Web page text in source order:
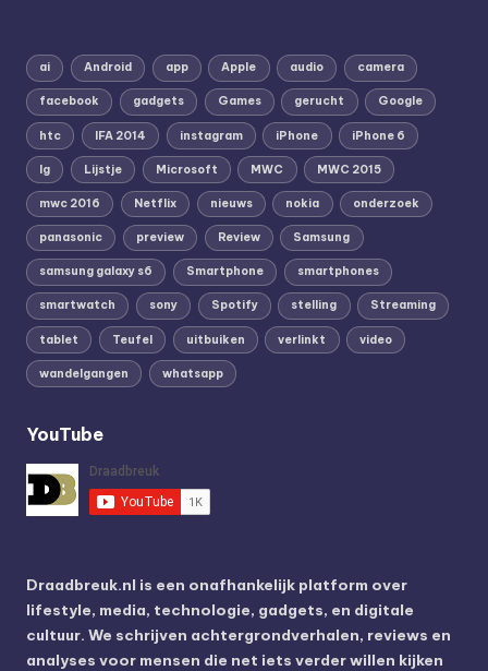
ai Android app Apple audio camera
facebook gadgets Games gerucht Google
htc IFA 2014 instagram iPhone iPhone 6
lg Lijstje Microsoft MWC MWC 2015
mwc 2016 Netflix nieuws nokia onderzoek
panasonic preview Review Samsung
samsung galaxy s6 Smartphone smartphones
smartwatch sony Spotify stelling Streaming
tablet Teufel uitbuiken verlinkt video
wandelgangen whatsapp
YouTube
Draadbreuk.nl is een onafhankelijk platform over
lifestyle, media, technologie, gadgets, en digitale
cultuur. We schrijven achtergrondverhalen, reviews en
analyses voor mensen die net iets verder willen kijken